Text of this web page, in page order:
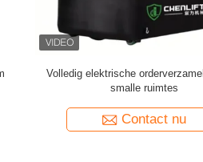
Enkelvoudige mast hoogwerker
duwen verticale lift met
Contact nu